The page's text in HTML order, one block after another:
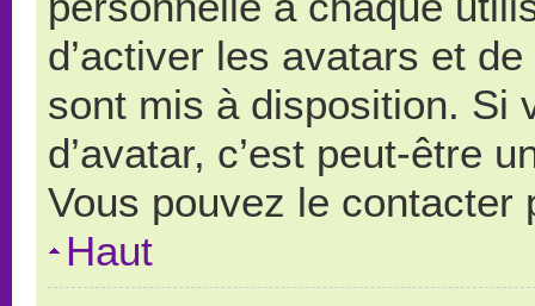
d’activer les avatars et
sont mis à disposition. Si
d’avatar, c’est peut-être
Vous pouvez le contacter
Haut